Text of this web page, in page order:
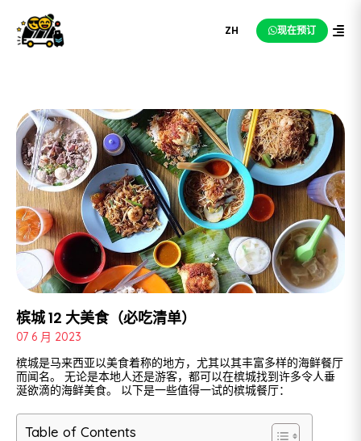
ZH 现在预订
槟城 12 大美食（必吃清单）
07 6 月 2023
槟城是马来西亚以美食着称的地方，尤其以其丰富多样的海鲜餐厅
而闻名。 无论是本地人还是游客，都可以在槟城找到许多令人垂
涎欲滴的海鲜美食。 以下是一些值得一试的槟城餐厅：
Table of Contents